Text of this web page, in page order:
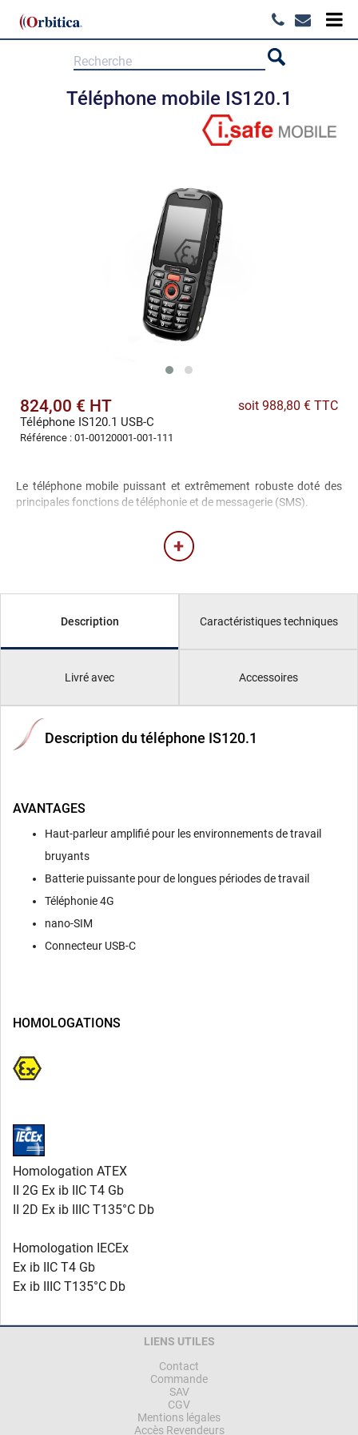
Téléphone mobile IS120.1
824,00 € HT soit 988,80 € TTC
Téléphone IS120.1 USB-C
Référence : 01-00120001-001-111
Le téléphone mobile puissant et extrêmement robuste doté des
principales fonctions de téléphonie et de messagerie (SMS).
Description Caractéristiques techniques
Livré avec Accessoires
Description du téléphone IS120.1
AVANTAGES
Haut-parleur amplifié pour les environnements de travail
bruyants
Batterie puissante pour de longues périodes de travail
Téléphonie 4G
nano-SIM
Connecteur USB-C
HOMOLOGATIONS
Homologation ATEX
II 2G Ex ib IIC T4 Gb
II 2D Ex ib IIIC T135°C Db
Homologation IECEx
Ex ib IIC T4 Gb
Ex ib IIIC T135°C Db
LIENS UTILES
Contact
Commande
SAV
CGV
Mentions légales
Accès Revendeurs